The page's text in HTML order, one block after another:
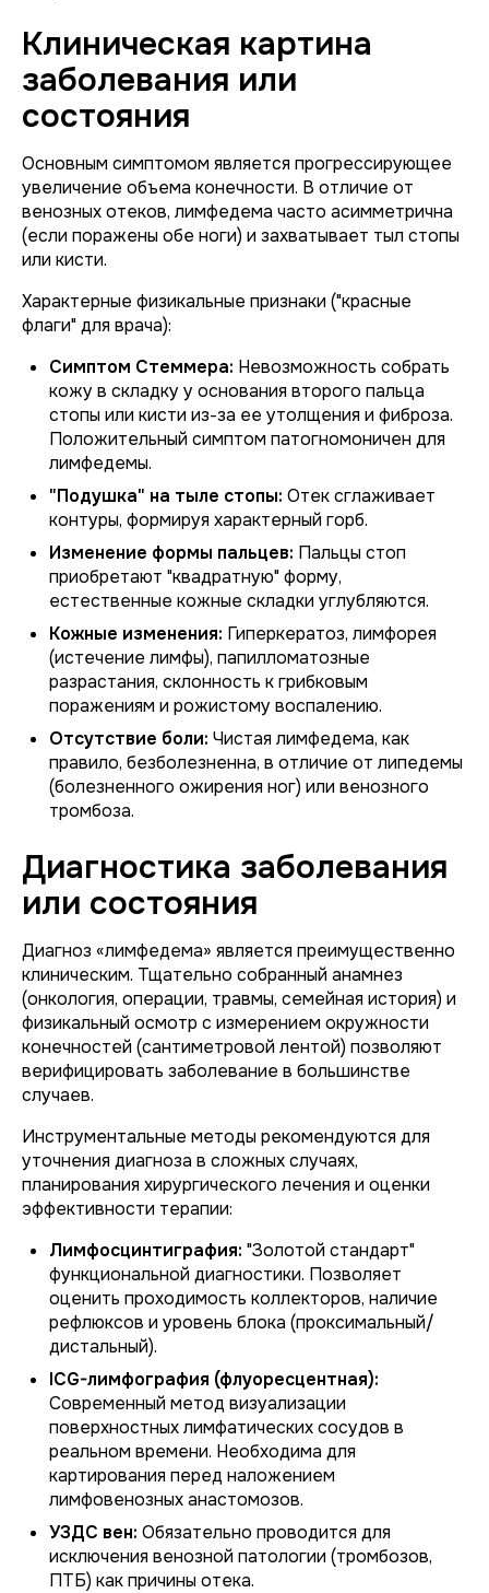
Клиническая картина
заболевания или
состояния
Основным симптомом является прогрессирующее
увеличение объема конечности. В отличие от
венозных отеков, лимфедема часто асимметрична
(если поражены обе ноги) и захватывает тыл стопы
или кисти.
Характерные физикальные признаки ("красные
флаги" для врача):
Симптом Стеммера: Невозможность собрать
кожу в складку у основания второго пальца
стопы или кисти из-за ее утолщения и фиброза.
Положительный симптом патогномоничен для
лимфедемы.
"Подушка" на тыле стопы: Отек сглаживает
контуры, формируя характерный горб.
Изменение формы пальцев: Пальцы стоп
приобретают "квадратную" форму,
естественные кожные складки углубляются.
Кожные изменения: Гиперкератоз, лимфорея
(истечение лимфы), папилломатозные
разрастания, склонность к грибковым
поражениям и рожистому воспалению.
Отсутствие боли: Чистая лимфедема, как
правило, безболезненна, в отличие от липедемы
(болезненного ожирения ног) или венозного
тромбоза.
Диагностика заболевания
или состояния
Диагноз «лимфедема» является преимущественно
клиническим. Тщательно собранный анамнез
(онкология, операции, травмы, семейная история) и
физикальный осмотр с измерением окружности
конечностей (сантиметровой лентой) позволяют
верифицировать заболевание в большинстве
случаев.
Инструментальные методы рекомендуются для
уточнения диагноза в сложных случаях,
планирования хирургического лечения и оценки
эффективности терапии:
Лимфосцинтиграфия: "Золотой стандарт"
функциональной диагностики. Позволяет
оценить проходимость коллекторов, наличие
рефлюксов и уровень блока (проксимальный/
дистальный).
ICG-лимфография (флуоресцентная):
Современный метод визуализации
поверхностных лимфатических сосудов в
реальном времени. Необходима для
картирования перед наложением
лимфовенозных анастомозов.
УЗДС вен: Обязательно проводится для
исключения венозной патологии (тромбозов,
ПТБ) как причины отека.